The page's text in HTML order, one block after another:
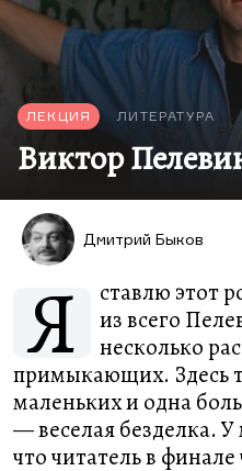
ЛЕКЦИЯ ЛИТЕРАТУРА
Виктор
Дмитрий Быков
Я
ставлю этот
из всего
несколько
примыкающих. Здесь
маленьких и одна
— веселая безделка.
что читатель в